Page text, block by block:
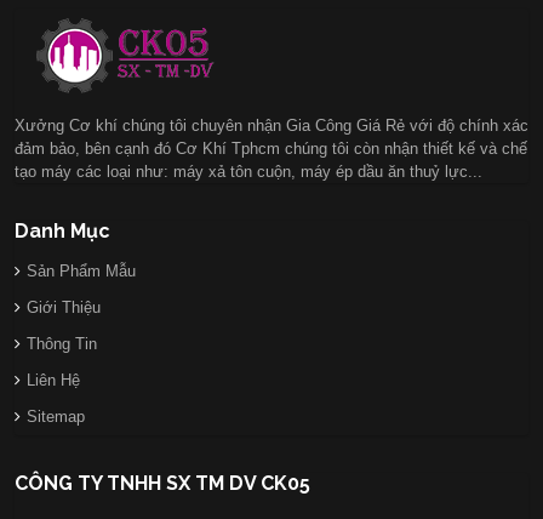
Xưởng Cơ khí chúng tôi chuyên nhận Gia Công Giá Rẻ với độ chính xác
đảm bảo, bên cạnh đó Cơ Khí Tphcm chúng tôi còn nhận thiết kế và chế
tạo máy các loại như: máy xả tôn cuộn, máy ép dầu ăn thuỷ lực...
Danh Mục
Sản Phẩm Mẫu
Giới Thiệu
Thông Tin
Liên Hệ
Sitemap
CÔNG TY TNHH SX TM DV CK05